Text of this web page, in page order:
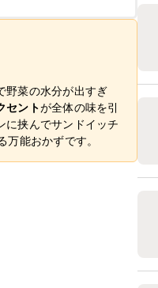
野菜の水分が出すぎ
セントが全体の味を引
に挟んでサンドイッチ
能おかずです。